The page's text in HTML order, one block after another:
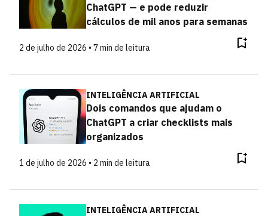
ChatGPT — e pode reduzir
cálculos de mil anos para semanas
2 de julho de 2026 • 7 min de leitura
INTELIGÊNCIA ARTIFICIAL
Dois comandos que ajudam o
ChatGPT a criar checklists mais
organizados
1 de julho de 2026 • 2 min de leitura
INTELIGÊNCIA ARTIFICIAL